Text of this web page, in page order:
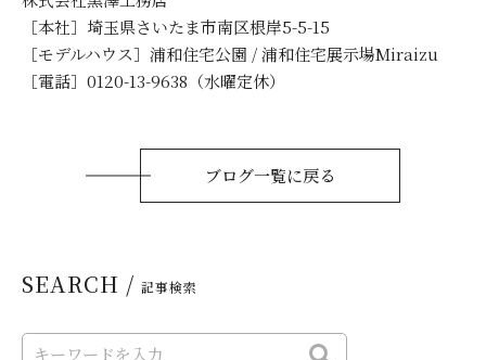
［本社］埼玉県さいたま市南区根岸5-5-15
［モデルハウス］浦和住宅公園 / 浦和住宅展示場Miraizu
［電話］0120-13-9638（水曜定休）
ブログ一覧に戻る
SEARCH / 記事検索